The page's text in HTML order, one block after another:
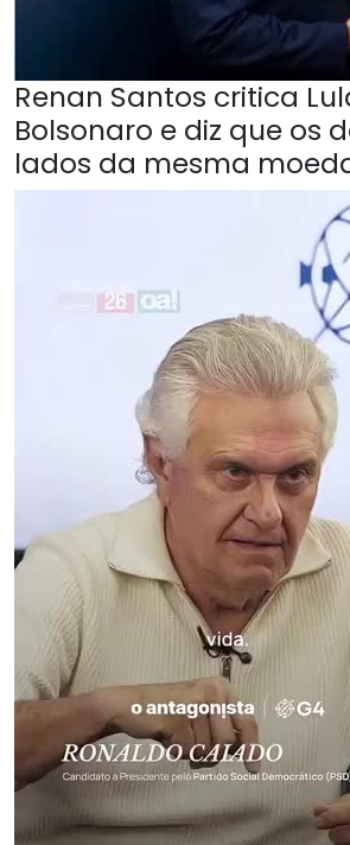
Renan Santos critica
Bolsonaro e diz que os
lados da mesma